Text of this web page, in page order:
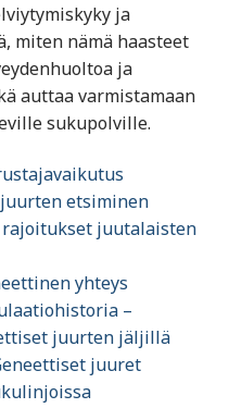
ja
miten nämä haasteet
ja
auttaa varmistamaan
sukupolville.
etsiminen
juutalaisten
yhteys
–
juurten jäljillä
juuret